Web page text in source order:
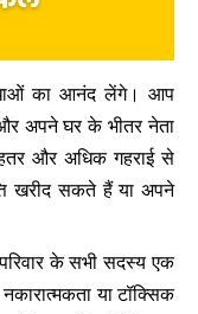
का आनंद लेंगे। आप
अपने घर के भीतर नेता
और अधिक गहराई से
खरीद सकते हैं या अपने
के सभी सदस्य एक
या टॉक्सिक